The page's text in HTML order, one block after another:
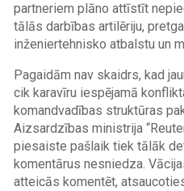
partneriem plāno attīstīt
tālās darbības artilēriju,
inženiertehnisko atbalstu un
Pagaidām nav skaidrs, kad
cik karavīru iespējamā
komandvadības struktūras
Aizsardzības ministrija
piesaiste pašlaik tiek tālāk
komentārus nesniedza.
atteicās komentēt,